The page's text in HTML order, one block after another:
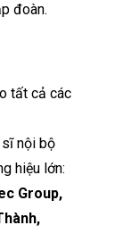
đoàn.
tất cả các
nội bộ
hiệu lớn:
Group,